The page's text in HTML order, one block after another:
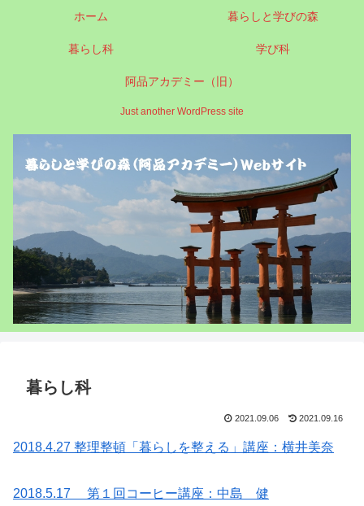
Just another WordPress site
ホーム 暮らしと学びの森
暮らし科 学び科
阿品アカデミー（旧）
暮らし科
2021.09.06 2021.09.16
2018.4.27 整理整頓「暮らしを整える」講座：横井美奈
2018.5.17 第１回コーヒー講座：中島 健